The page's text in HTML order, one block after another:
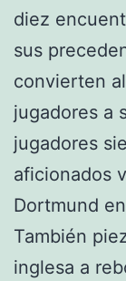
diez
sus
convierten
jugadores a
jugadores
aficionados
Dortmund
También
inglesa a